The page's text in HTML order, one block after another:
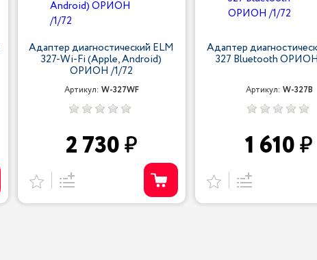
Адаптер диагностический ELM
327-Wi-Fi (Apple, Android)
ОРИОН /1/72
Артикул: W-327WF
2 730
Адаптер
327 Bluetooth
Артикул: W-327B
1 610